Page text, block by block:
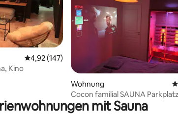
5, 88 Bewertungen
Durchschnittliche Bewertung: 4,92 von 5,
4,92 (147)
Kino
Wohnung
Cocon familial SAUNA
direkt mit Sauna